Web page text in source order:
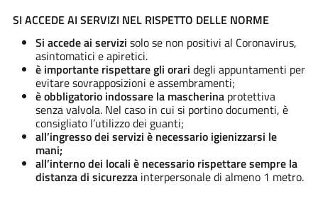
SI ACCEDE AI SERVIZI NEL RISPETTO DELLE NORME
Si accede ai servizi solo se non positivi al Coronavirus,
asintomatici e apiretici.
è importante rispettare gli orari degli appuntamenti per
evitare sovrapposizioni e assembramenti;
è obbligatorio indossare la mascherinaprotettiva
senza valvola. Nel caso in cui si portino documenti, è
consigliato l’utilizzo dei guanti;
all’ingresso dei servizi è necessario igienizzarsi le
mani;
all’interno dei locali è necessario rispettare sempre la
distanza di sicurezzainterpersonale di almeno 1 metro.